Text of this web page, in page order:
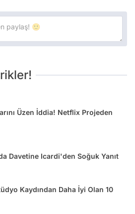
Üzen İddia! Netflix Projeden
Davetine Icardi'den Soğuk Yanıt
Kaydından Daha İyi Olan 10